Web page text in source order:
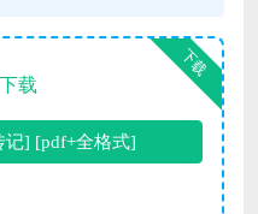
下载
载
记] [pdf+全格式]